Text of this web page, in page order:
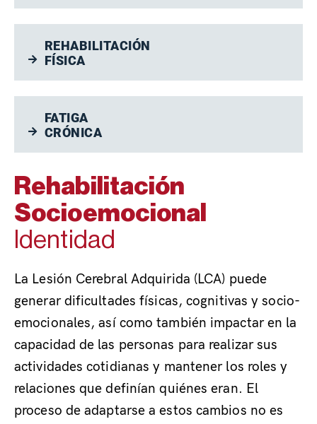
REHABILITACIÓN
FÍSICA
FATIGA
CRÓNICA
Rehabilitación
Socioemocional
Identidad
La Lesión Cerebral Adquirida (LCA) puede
generar dificultades físicas, cognitivas y socio-
emocionales, así como también impactar en la
capacidad de las personas para realizar sus
actividades cotidianas y mantener los roles y
relaciones que definían quiénes eran. El
proceso de adaptarse a estos cambios no es